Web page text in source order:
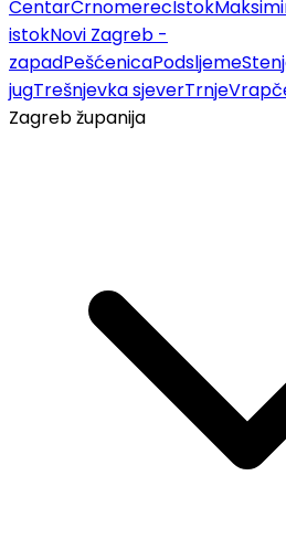
CentarČrnomerecIstok
istokNovi Zagreb -
zapadPešćenicaPodsljeme
jugTrešnjevka sjeverTrnje
Zagreb županija